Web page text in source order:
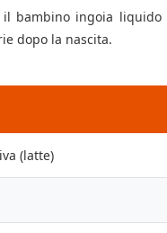
bambino ingoia liquido
dopo la nascita.
(latte)